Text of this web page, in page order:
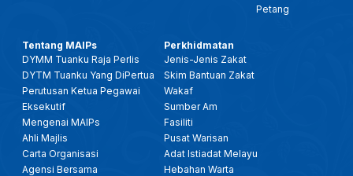
Petang
Tentang MAIPs
DYMM Tuanku Raja Perlis
DYTM Tuanku Yang DiPertua
Perutusan Ketua Pegawai
Eksekutif
Mengenai MAIPs
Ahli Majlis
Carta Organisasi
Agensi Bersama
Perkhidmatan
Jenis-Jenis Zakat
Skim Bantuan Zakat
Wakaf
Sumber Am
Fasiliti
Pusat Warisan
Adat Istiadat Melayu
Hebahan Warta